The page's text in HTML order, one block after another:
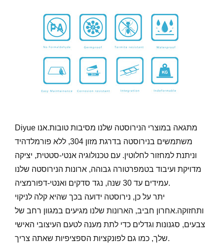
Diyue מתגאה במוצרי הנירוסטה שלנו מסיבות טובות.אנו
משתמשים בנירוסטה בדרגת מזון 304, ללא פורמלדהיד
וניתנת למחזור לחלוטין. עם טכנולוגיה אנטי-סטטית, יציקה
מדויקת ועיבוד בטמפרטורה גבוהה, ארונות הנירוסטה שלנו
עמידים עד 30 שנה, נגד סדקים ואנטי-דפורמציה.
יתר על כן, נירוסטה ידועה בכך שהיא קלה לניקוי
ותחזוקה.אחרון חביב, הארונות שלנו מגיעים במגוון רחב של
צבעים, סגנונות וגדלים כדי לתת מענה לטעם העיצובי האישי
שלך, כמו גם לפונקציות הספציפיות שאתה צריך.